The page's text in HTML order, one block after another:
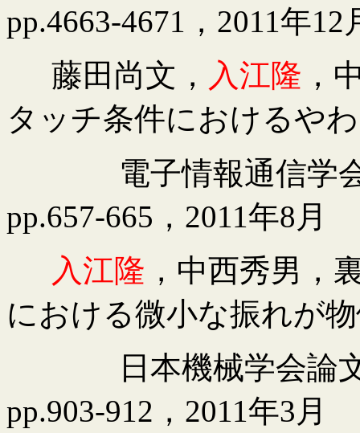
pp.4663-4671 ， 2011年12
藤田尚文， 入江隆 ，
タッチ条件におけるや
電子情報通信学
pp.657-665 ， 2011年8 月
入江隆 ，中西秀男
における微小な振れが
日本機械学会論
pp.903-912 ， 2011年3 月